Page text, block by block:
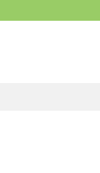
to